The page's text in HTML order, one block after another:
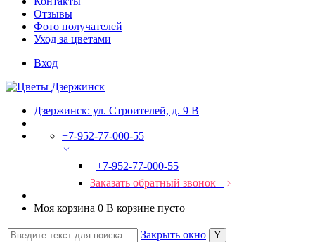
Отзывы
Фото получателей
Уход за цветами
Вход
Дзержинск: ул. Строителей, д. 9 В
+7-952-77-000-55
+7-952-77-000-55
Заказать обратный звонок
Моя корзина 0 В корзине пусто
Закрыть окно